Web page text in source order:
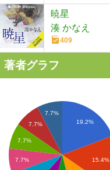
暁星
湊 かなえ
409
著者グラフ
19.2%
15.4%
7.7%
7.7%
7.7%
7.7%